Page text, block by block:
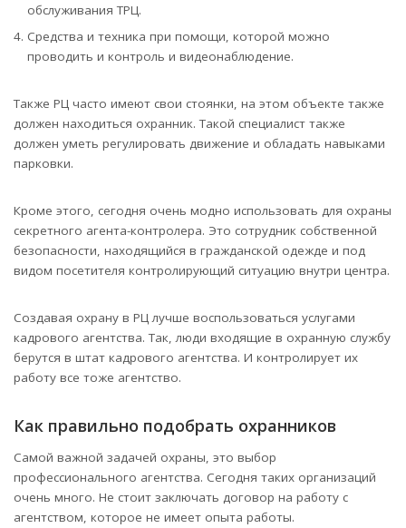
обслуживания ТРЦ.
Средства и техника при помощи, которой можно
проводить и контроль и видеонаблюдение.
Также РЦ часто имеют свои стоянки, на этом объекте также
должен находиться охранник. Такой специалист также
должен уметь регулировать движение и обладать навыками
парковки.
Кроме этого, сегодня очень модно использовать для охраны
секретного агента-контролера. Это сотрудник собственной
безопасности, находящийся в гражданской одежде и под
видом посетителя контролирующий ситуацию внутри центра.
Создавая охрану в РЦ лучше воспользоваться услугами
кадрового агентства. Так, люди входящие в охранную службу
берутся в штат кадрового агентства. И контролирует их
работу все тоже агентство.
Как правильно подобрать охранников
Самой важной задачей охраны, это выбор
профессионального агентства. Сегодня таких организаций
очень много. Не стоит заключать договор на работу с
агентством, которое не имеет опыта работы.